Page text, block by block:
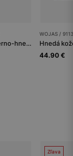
Obojstranný čierno-hnedý pánsky opasok s otočnou prackou
WOJAS /
44.90 €
Zľava